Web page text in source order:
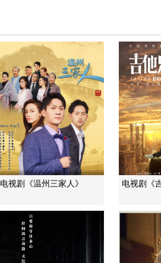
电视剧《温州三家人》 电视剧《